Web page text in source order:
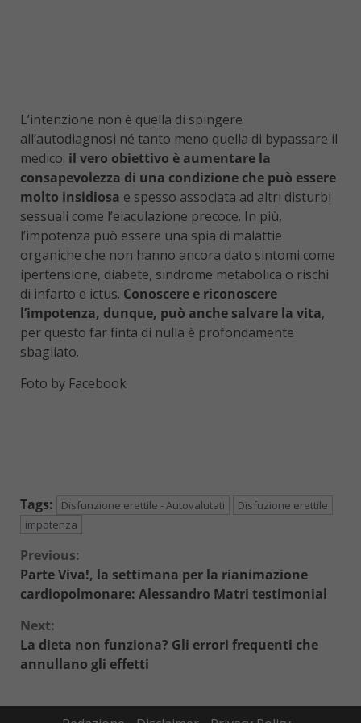
L’intenzione non è quella di spingere
all’autodiagnosi né tanto meno quella di bypassare il
medico: il vero obiettivo è aumentare la
consapevolezza di una condizione che può essere
molto insidiosa e spesso associata ad altri disturbi
sessuali come l’eiaculazione precoce. In più,
l’impotenza può essere una spia di malattie
organiche che non hanno ancora dato sintomi come
ipertensione, diabete, sindrome metabolica o rischi
di infarto e ictus. Conoscere e riconoscere
l’impotenza, dunque, può anche salvare la vita,
per questo far finta di nulla è profondamente
sbagliato.
Foto by Facebook
Tags: Disfunzione erettile - Autovalutati
Disfuzione erettile
impotenza
Continue
Reading
Previous:
Parte Viva!, la settimana per la rianimazione
cardiopolmonare: Alessandro Matri testimonial
Next:
La dieta non funziona? Gli errori frequenti che
annullano gli effetti